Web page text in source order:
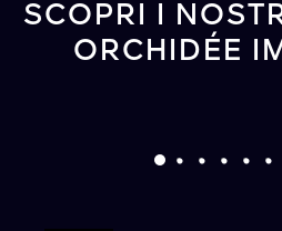
SCOPRI I
ORCHIDÉE